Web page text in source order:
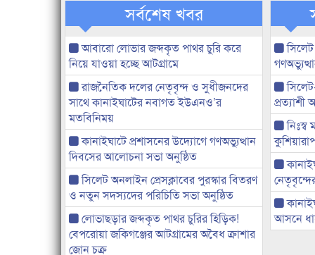
সর্বশেষ খবর
আবারো লোভার জব্দকৃত পাথর চুরি করে
নিয়ে যাওয়া হচ্ছে আটগ্রামে
রাজনৈতিক দলের নেতৃবৃন্দ ও সুধীজনদের
সাথে কানাইঘাটের নবাগত ইউএনও’র
মতবিনিময়
কানাইঘাটে প্রশাসনের উদ্যোগে গণঅভ্যুত্থান
দিবসের আলোচনা সভা অনুষ্ঠিত
সিলেট অনলাইন প্রেসক্লাবের পুরস্কার বিতরণ
ও নতুন সদস্যদের পরিচিতি সভা অনুষ্ঠিত
লোভাছড়ার জব্দকৃত পাথর চুরির হিড়িক!
বেপরোয়া জকিগঞ্জের আটগ্রামের অবৈধ ক্রাশার
জোন চক্র
নিঃস্ব
আসনে